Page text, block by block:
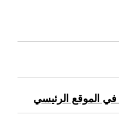
الموقع الرئيسي